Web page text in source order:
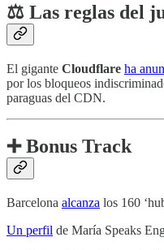
⚖️ Las reglas del
El gigante Cloudflare ha
por los bloqueos
paraguas del CDN.
➕ Bonus Track
Barcelona alcanza los 160
Un perfil de María Speaks